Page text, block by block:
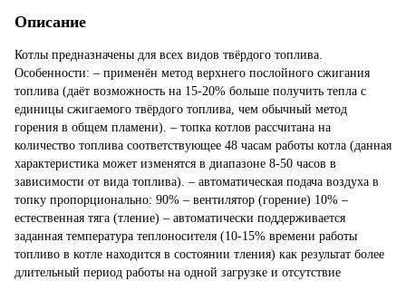
Описание
Котлы предназначены для всех видов твёрдого топлива.
Особенности: – применён метод верхнего послойного сжигания
топлива (даёт возможность на 15-20% больше получить тепла с
единицы сжигаемого твёрдого топлива, чем обычный метод
горения в общем пламени). – топка котлов рассчитана на
количество топлива соответствующее 48 часам работы котла (данная
характеристика может изменятся в диапазоне 8-50 часов в
зависимости от вида топлива). – автоматическая подача воздуха в
топку пропорционально: 90% – вентилятор (горение) 10% –
естественная тяга (тление) – автоматически поддерживается
заданная температура теплоносителя (10-15% времени работы
топливо в котле находится в состоянии тления) как результат более
длительный период работы на одной загрузке и отсутствие